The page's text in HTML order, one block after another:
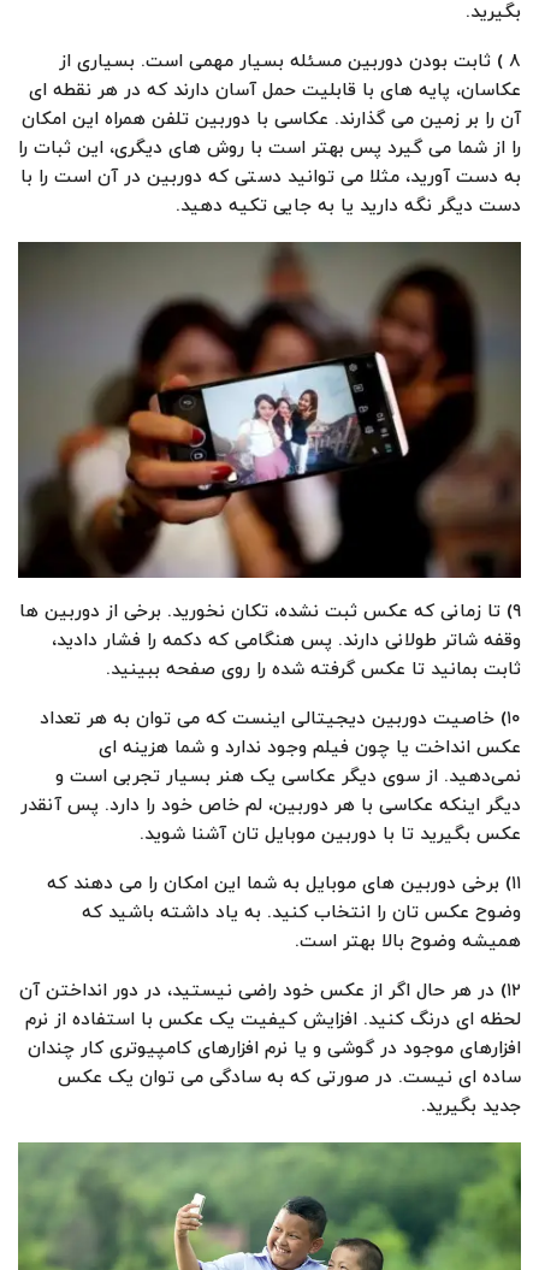
بگیرید.
۸ ) ثابت بودن دوربین مسئله بسیار مهمی است. بسیاری از
عکاسان، پایه های با قابلیت حمل آسان دارند که در هر نقطه ای
آن را بر زمین می گذارند. عکاسی با دوربین تلفن همراه این امکان
را از شما می گیرد پس بهتر است با روش های دیگری، این ثبات را
به دست آورید، مثلا می توانید دستی که دوربین در آن است را با
دست دیگر نگه دارید یا به جایی تکیه دهید.
۹) تا زمانی که عکس ثبت نشده، تکان نخورید. برخی از دوربین ها
وقفه شاتر طولانی دارند. پس هنگامی که دکمه را فشار دادید،
ثابت بمانید تا عکس گرفته شده را روی صفحه ببینید.
۱۰) خاصیت دوربین دیجیتالی اینست که می توان به هر تعداد
عکس انداخت یا چون فیلم وجود ندارد و شما هزینه ای
نمی‌دهید. از سوی دیگر عکاسی یک هنر بسیار تجربی است و
دیگر اینکه عکاسی با هر دوربین، لم خاص خود را دارد. پس آنقدر
عکس بگیرید تا با دوربین موبایل تان آشنا شوید.
۱۱) برخی دوربین های موبایل به شما این امکان را می دهند که
وضوح عکس تان را انتخاب کنید. به یاد داشته باشید که
همیشه وضوح بالا بهتر است.
۱۲) در هر حال اگر از عکس خود راضی نیستید، در دور انداختن آن
لحظه ای درنگ کنید. افزایش کیفیت یک عکس با استفاده از نرم
افزارهای موجود در گوشی و یا نرم افزارهای کامپیوتری کار چندان
ساده ای نیست. در صورتی که به سادگی می توان یک عکس
جدید بگیرید.